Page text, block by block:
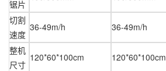
锯片
切割
速度
36-49m/h 36-49m/h
整机
尺寸
120*60*100cm 120*60*100cm